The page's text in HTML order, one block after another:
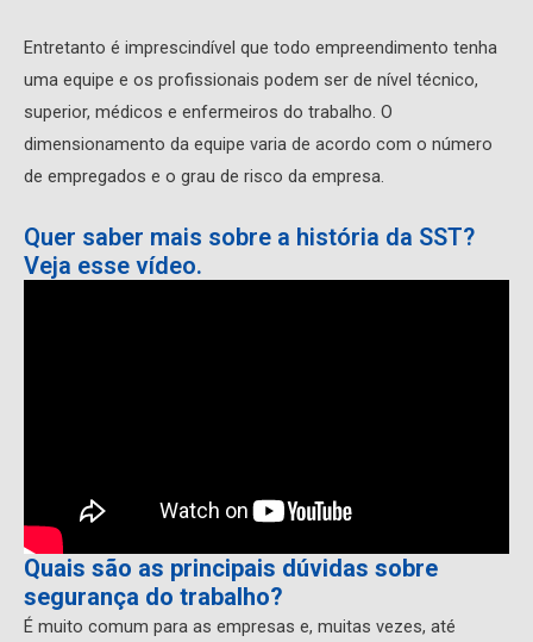
Entretanto é imprescindível que todo empreendimento tenha
uma equipe e os profissionais podem ser de nível técnico,
superior, médicos e enfermeiros do trabalho. O
dimensionamento da equipe varia de acordo com o número
de empregados e o grau de risco da empresa.
Quer saber mais sobre a história da SST?
Veja esse vídeo.
Quais são as principais dúvidas sobre
segurança do trabalho?
É muito comum para as empresas e, muitas vezes, até